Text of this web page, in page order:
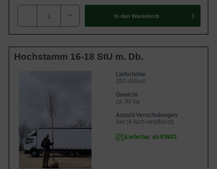
- + In den Warenkorb
Hochstamm 16-18 StU m. Db.
Lieferhöhe
350-400cm
Gewicht
ca. 80 kg
Anzahl Verschulungen
4xv (4-fach verpflanzt)
Lieferbar ab KW43